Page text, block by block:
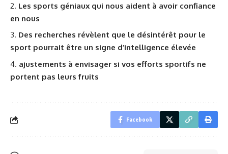
Les sports géniaux qui nous aident à avoir confiance
en nous
Des recherches révèlent que le désintérêt pour le
sport pourrait être un signe d’intelligence élevée
ajustements à envisager si vos efforts sportifs ne
portent pas leurs fruits
Facebook